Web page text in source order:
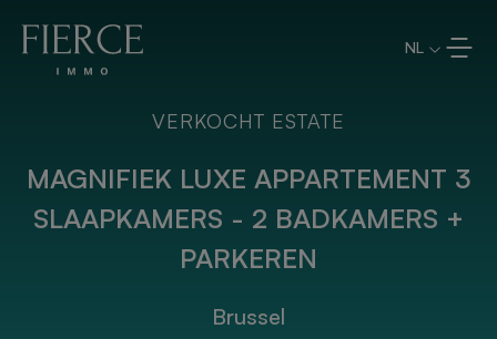
NL
VERKOCHT ESTATE
MAGNIFIEK LUXE APPARTEMENT 3
SLAAPKAMERS - 2 BADKAMERS +
PARKEREN
Brussel